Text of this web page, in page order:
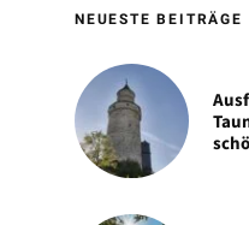
NEUESTE BEITRÄGE